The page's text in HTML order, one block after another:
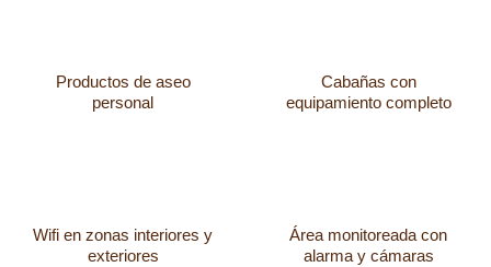
Productos de aseo
personal
Cabañas con
equipamiento completo
Wifi en zonas interiores y
exteriores
Área monitoreada con
alarma y cámaras